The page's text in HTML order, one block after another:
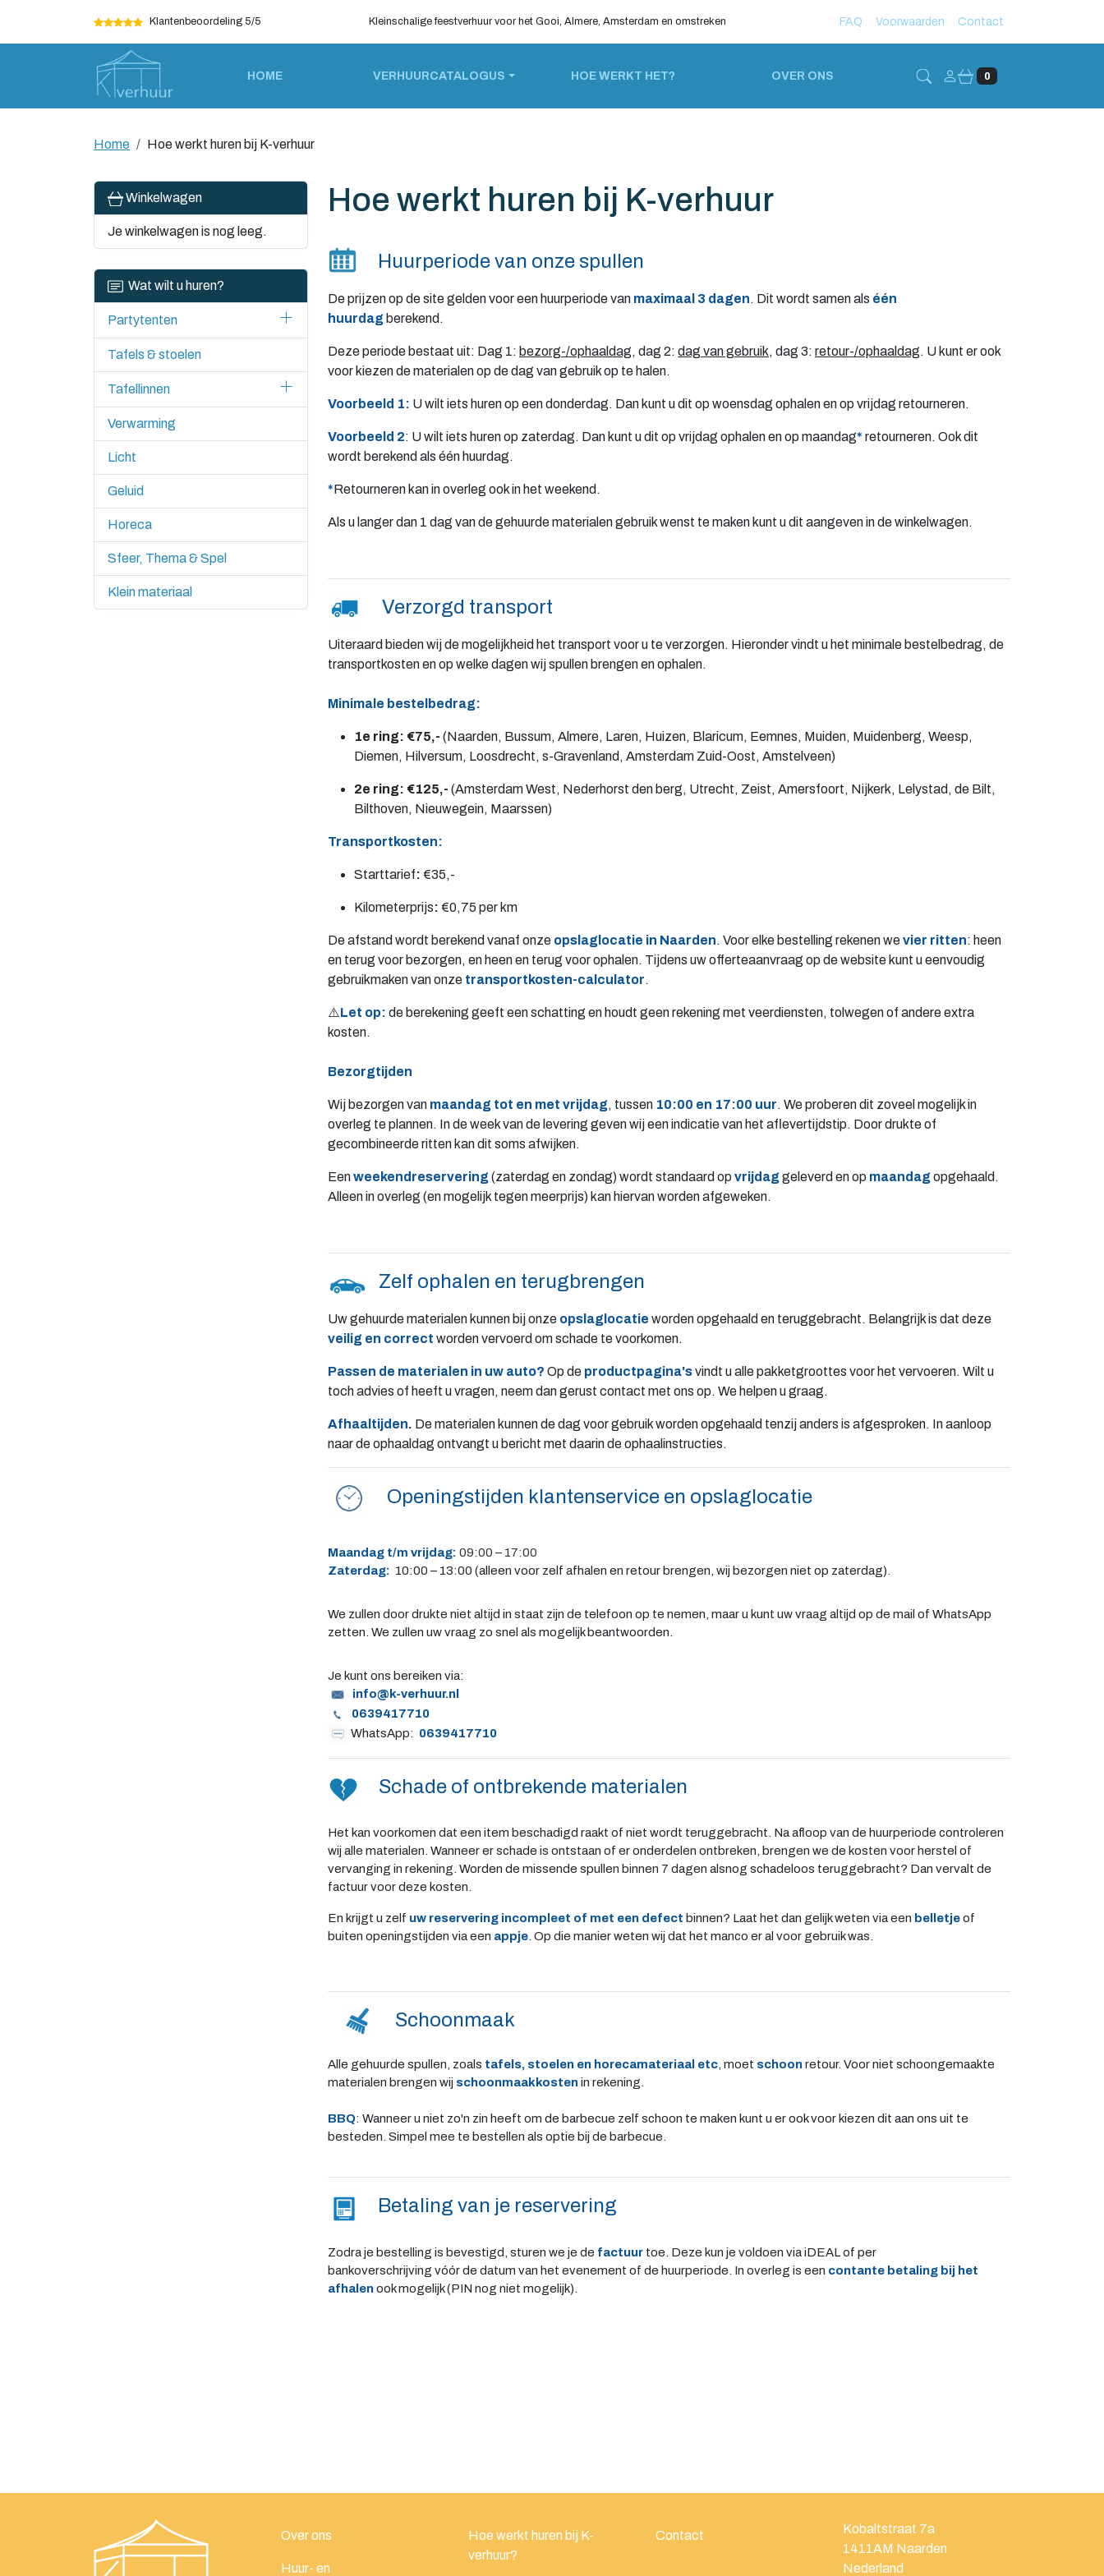
Klantenbeoordeling 5/5 Kleinschalige feestverhuur voor het Gooi, Almere, Amsterdam en omstreken FAQ Voorwaarden Contact
HOME VERHUURCATALOGUS HOE WERKT HET? OVER ONS Account 0
Home Hoe werkt huren bij K-verhuur
Winkelwagen
Je winkelwagen is nog leeg.
Wat wilt u huren?
Partytenten
Tafels & stoelen
Tafellinnen
Verwarming
Licht
Geluid
Horeca
Sfeer, Thema & Spel
Klein materiaal
Hoe werkt huren bij K-verhuur
Huurperiode van onze spullen
De prijzen op de site gelden voor een huurperiode van maximaal 3 dagen. Dit wordt samen als één
huurdag berekend.
Deze periode bestaat uit: Dag 1: bezorg-/ophaaldag, dag 2: dag van gebruik, dag 3: retour-/ophaaldag. U kunt er ook
voor kiezen de materialen op de dag van gebruik op te halen.
Voorbeeld 1: U wilt iets huren op een donderdag. Dan kunt u dit op woensdag ophalen en op vrijdag retourneren.
Voorbeeld 2: U wilt iets huren op zaterdag. Dan kunt u dit op vrijdag ophalen en op maandag* retourneren. Ook dit
wordt berekend als één huurdag.
*Retourneren kan in overleg ook in het weekend.
Als u langer dan 1 dag van de gehuurde materialen gebruik wenst te maken kunt u dit aangeven in de winkelwagen.
Verzorgd transport
Uiteraard bieden wij de mogelijkheid het transport voor u te verzorgen. Hieronder vindt u het minimale bestelbedrag, de
transportkosten en op welke dagen wij spullen brengen en ophalen.
Minimale bestelbedrag:
1e ring: €75,- (Naarden, Bussum, Almere, Laren, Huizen, Blaricum, Eemnes, Muiden, Muidenberg, Weesp,
Diemen, Hilversum, Loosdrecht, s-Gravenland, Amsterdam Zuid-Oost, Amstelveen)
2e ring: €125,- (Amsterdam West, Nederhorst den berg, Utrecht, Zeist, Amersfoort, Nijkerk, Lelystad, de Bilt,
Bilthoven, Nieuwegein, Maarssen)
Transportkosten:
Starttarief: €35,-
Kilometerprijs: €0,75 per km
De afstand wordt berekend vanaf onze opslaglocatie in Naarden. Voor elke bestelling rekenen wevier ritten: heen
en terug voor bezorgen, en heen en terug voor ophalen. Tijdens uw offerteaanvraag op de website kunt u eenvoudig
gebruikmaken van onze transportkosten-calculator.
⚠️Let op: de berekening geeft een schatting en houdt geen rekening met veerdiensten, tolwegen of andere extra
kosten.
Bezorgtijden
Wij bezorgen van maandag tot en met vrijdag, tussen 10:00 en 17:00 uur. We proberen dit zoveel mogelijk in
overleg te plannen. In de week van de levering geven wij een indicatie van het aflevertijdstip. Door drukte of
gecombineerde ritten kan dit soms afwijken.
Eenweekendreservering(zaterdag en zondag) wordt standaard op vrijdaggeleverd en op maandagopgehaald.
Alleen in overleg (en mogelijk tegen meerprijs) kan hiervan worden afgeweken.
Zelf ophalen en terugbrengen
Uw gehuurde materialen kunnen bij onze opslaglocatie worden opgehaald en teruggebracht. Belangrijk is dat deze
veilig en correct worden vervoerd om schade te voorkomen.
Passen de materialen in uw auto? Op de productpagina'svindt u alle pakketgroottes voor het vervoeren. Wilt u
toch advies of heeft u vragen, neem dan gerust contact met ons op. We helpen u graag.
Afhaaltijden. De materialen kunnen de dag voor gebruik worden opgehaald tenzij anders is afgesproken. In aanloop
naar de ophaaldag ontvangt u bericht met daarin de ophaalinstructies.
Openingstijden klantenservice en opslaglocatie
Maandag t/m vrijdag: 09:00 – 17:00
Zaterdag: 10:00 – 13:00 (alleen voor zelf afhalen en retour brengen, wij bezorgen niet op zaterdag).
We zullen door drukte niet altijd in staat zijn de telefoon op te nemen, maar u kunt uw vraag altijd op de mail of WhatsApp
zetten. We zullen uw vraag zo snel als mogelijk beantwoorden.
Je kunt ons bereiken via:
info@k-verhuur.nl
0639417710
WhatsApp: 0639417710
Schade of ontbrekende materialen
Het kan voorkomen dat een item beschadigd raakt of niet wordt teruggebracht. Na afloop van de huurperiode controleren
wij alle materialen. Wanneer er schade is ontstaan of er onderdelen ontbreken, brengen we de kosten voor herstel of
vervanging in rekening. Worden de missende spullen binnen 7 dagen alsnog schadeloos teruggebracht? Dan vervalt de
factuur voor deze kosten.
En krijgt u zelf uw reservering incompleet of met een defect binnen? Laat het dan gelijk weten via een belletjeof
buiten openingstijden via een appje . Op die manier weten wij dat het manco er al voor gebruik was.
Schoonmaak
Alle gehuurde spullen, zoals tafels, stoelen en horecamateriaal etc , moet schoonretour. Voor niet schoongemaakte
materialen brengen wij schoonmaakkostenin rekening.
BBQ: Wanneer u niet zo'n zin heeft om de barbecue zelf schoon te maken kunt u er ook voor kiezen dit aan ons uit te
besteden. Simpel mee te bestellen als optie bij de barbecue.
Betaling van je reservering
Zodra je bestelling is bevestigd, sturen we je de factuur toe. Deze kun je voldoen via iDEAL of per
bankoverschrijving vóór de datum van het evenement of de huurperiode. In overleg is een contante betaling bij het
afhalenook mogelijk (PIN nog niet mogelijk).
Over ons
Huur- en
Hoe werkt huren bij K-
verhuur?
Contact
Kobaltstraat 7a
1411AM Naarden
Nederland